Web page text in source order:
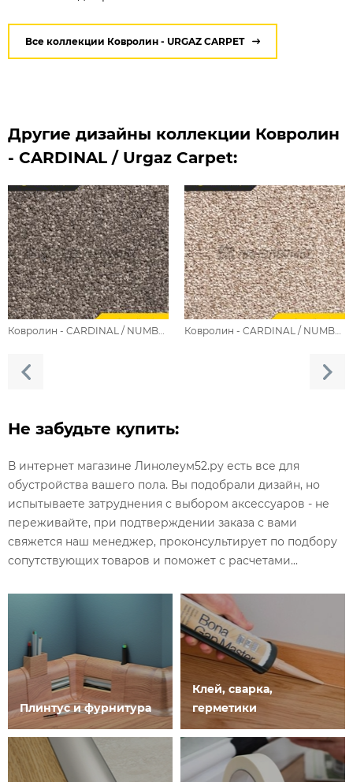
Все коллекции Ковролин - URGAZ CARPET
Другие дизайны коллекции Ковролин
- CARDINAL / Urgaz Carpet:
Ковролин - CARDINAL / NUMBER 10580 Ковролин - CARDINAL / NUMBER 10579
Не забудьте купить:
В интернет магазине Линолеум52.ру есть все для
обустройства вашего пола. Вы подобрали дизайн, но
испытываете затруднения с выбором аксессуаров - не
переживайте, при подтверждении заказа с вами
свяжется наш менеджер, проконсультирует по подбору
сопутствующих товаров и поможет с расчетами...
Плинтус и фурнитура
Клей, сварка,
герметики